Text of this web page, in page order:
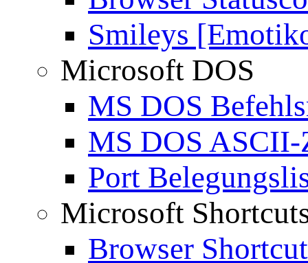
Smileys
Microsoft DOS
MS DOS
MS DOS ASCII-
Port
Microsoft
Browser